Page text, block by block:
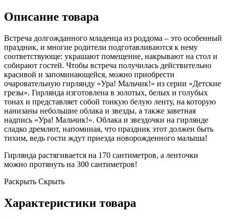
Описание товара
Встреча долгожданного младенца из роддома – это особенный
праздник, и многие родители подготавливаются к нему
соответствующе: украшают помещение, накрывают на стол и
собирают гостей. Чтобы встреча получилась действительно
красивой и запоминающейся, можно приобрести
очаровательную гирлянду «Ура! Мальчик!» из серии «Детские
грезы». Гирлянда изготовлена в золотых, белых и голубых
тонах и представляет собой тонкую белую ленту, на которую
нанизаны небольшие облака и звезды, а также заветная
надпись «Ура! Мальчик!». Облака и звездочки на гирлянде
сладко дремлют, напоминая, что праздник этот должен быть
тихим, ведь гости ждут приезда новорожденного малыша!
Гирлянда растягивается на 170 сантиметров, а ленточки
можно протянуть на 300 сантиметров!
Раскрыть Скрыть
Характеристики товара